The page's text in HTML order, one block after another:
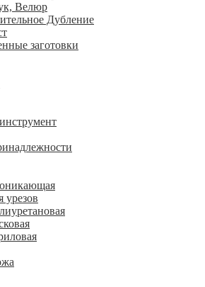
Велюр
Дубление
заготовки
урезов